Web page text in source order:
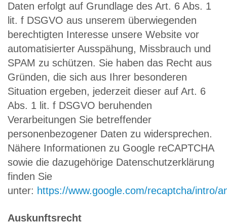
Daten erfolgt auf Grundlage des Art. 6 Abs. 1
lit. f DSGVO aus unserem überwiegenden
berechtigten Interesse unsere Website vor
automatisierter Ausspähung, Missbrauch und
SPAM zu schützen. Sie haben das Recht aus
Gründen, die sich aus Ihrer besonderen
Situation ergeben, jederzeit dieser auf Art. 6
Abs. 1 lit. f DSGVO beruhenden
Verarbeitungen Sie betreffender
personenbezogener Daten zu widersprechen.
Nähere Informationen zu Google reCAPTCHA
sowie die dazugehörige Datenschutzerklärung
finden Sie
unter: https://www.google.com/recaptcha/intro/
Auskunftsrecht